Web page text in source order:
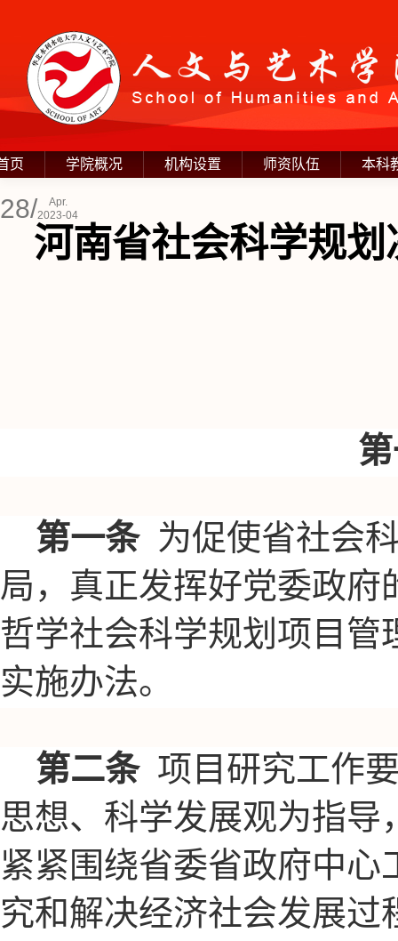
页 学院概况 机构设置 师资队伍 本科
28/
Apr.
2023-04
河南省社会科学规
第一条 为促使省社会
局，真正发挥好党委政府
哲学社会科学规划项目
实施办法。
第二条 项目研究工作
思想、科学发展观为指
紧紧围绕省委省政府中
究和解决经济社会发展